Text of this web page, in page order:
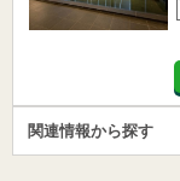
関連情報から探す